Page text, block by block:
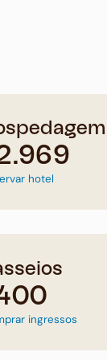
hotel
ingressos